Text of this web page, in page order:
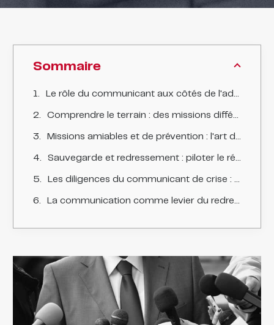
Sommaire
Le rôle du communicant aux côtés de l'administrateur judiciaire, de la prévention à la sauvegarde
Comprendre le terrain : des missions différentes, des enjeux distincts
Missions amiables et de prévention : l'art de la communication confidentielle
Sauvegarde et redressement : piloter le récit dans un cadre public
Les diligences du communicant de crise : une méthode en plusieurs temps
La communication comme levier du redressement lui-même